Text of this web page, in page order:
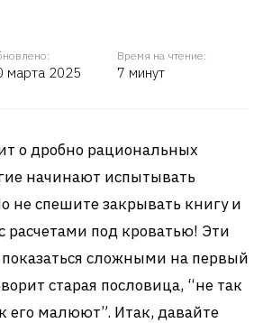
марта 2025
Время на чтение:
7 минут
о дробно рациональных
начинают испытывать
не спешите закрывать книгу и
расчетами под кроватью! Эти
сложными на первый
старая пословица, “не так
его малюют”. Итак, давайте